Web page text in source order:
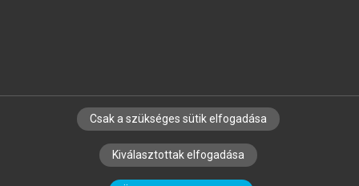
SZERZŐKNEK CÉGEKNEK KÖNYVTÁROSOKNAK
SZERKESZTÉSI ÉS LEKTORÁLÁSI ALAPELVEK
Csak a szükséges sütik elfogadása
Kiválasztottak elfogadása